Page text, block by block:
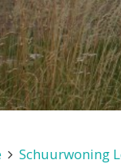
Schuurwoning